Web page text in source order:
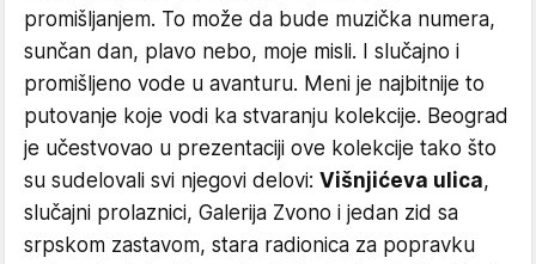
promišljanjem. To može da bude muzička numera,
sunčan dan, plavo nebo, moje misli. I slučajno i
promišljeno vode u avanturu. Meni je najbitnije to
putovanje koje vodi ka stvaranju kolekcije. Beograd
je učestvovao u prezentaciji ove kolekcije tako što
su sudelovali svi njegovi delovi: Višnjićeva ulica,
slučajni prolaznici, Galerija Zvono i jedan zid sa
srpskom zastavom, stara radionica za popravku